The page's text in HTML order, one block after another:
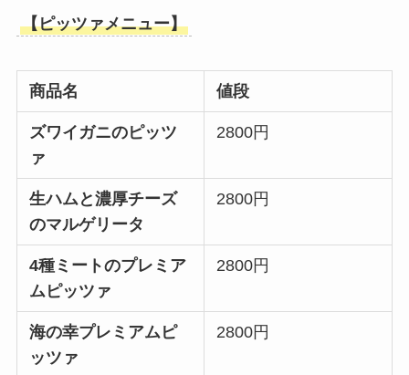
【ピッツァメニュー】
商品名 値段
ズワイガニのピッツ
ァ
2800円
生ハムと濃厚チーズ
のマルゲリータ
2800円
4種ミートのプレミア
ムピッツァ
2800円
海の幸プレミアムピ
ッツァ
2800円